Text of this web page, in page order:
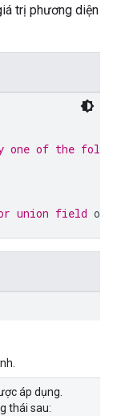
trị phương diện
one of the
union field
áp dụng.
thái sau: